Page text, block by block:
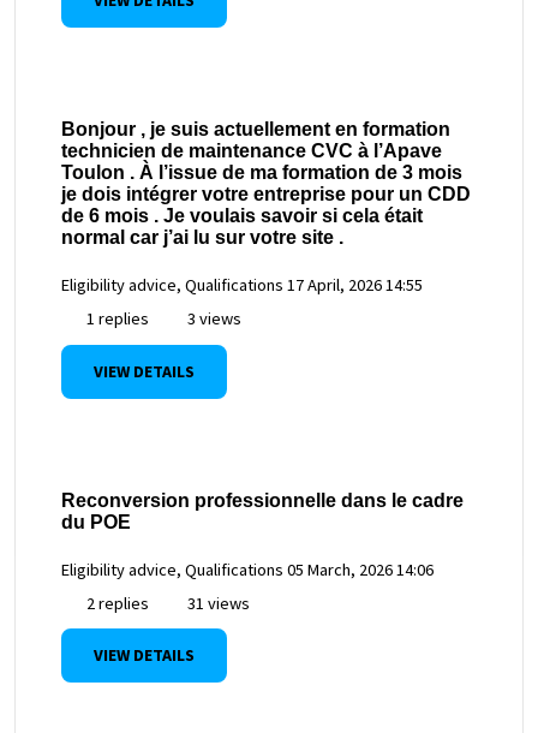
Bonjour , je suis actuellement en formation
technicien de maintenance CVC à l’Apave
Toulon . À l’issue de ma formation de 3 mois
je dois intégrer votre entreprise pour un CDD
de 6 mois . Je voulais savoir si cela était
normal car j’ai lu sur votre site .
Eligibility advice, Qualifications 17 April, 2026 14:55
1 replies
3 views
VIEW DETAILS
Reconversion professionnelle dans le cadre
du POE
Eligibility advice, Qualifications 05 March, 2026 14:06
2 replies
31 views
VIEW DETAILS